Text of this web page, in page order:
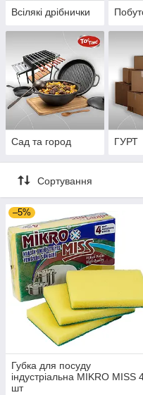
Всілякі дрібнички
Сад та город ГУРТ
Сортування
–5%
Губка для посуду
індустріальна MIKRO MISS
шт